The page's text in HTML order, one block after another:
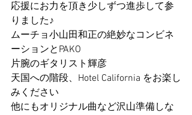
応援にお力を頂き少しずつ進歩して参
りました♪
ムーチョ小山田和正の絶妙なコンビネ
ーションとPAKO
片腕のギタリスト輝彦
天国への階段、Hotel California をお楽し
みください
他にもオリジナル曲など沢山準備しな